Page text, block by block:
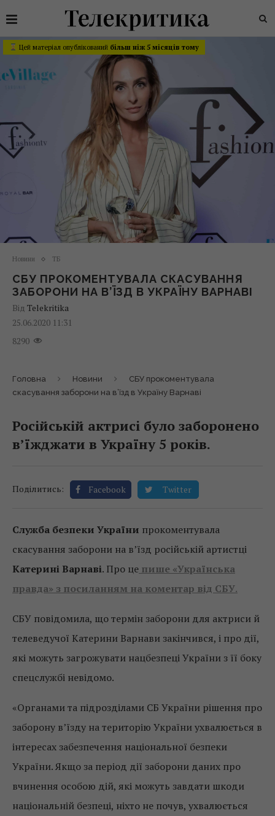
Цей матеріал опублікований більш ніж 5 місяців тому
Новини ТБ
СБУ ПРОКОМЕНТУВАЛА СКАСУВАННЯ
ЗАБОРОНИ НА В’ЇЗД В УКРАЇНУ ВАРНАВІ
Від Telekritika
25.06.2020 11:31
8290
Головна Новини
СБУ прокоментувала
скасування заборони на в’їзд в Україну Варнаві
Російській актрисі було заборонено
в’їжджати в Україну 5 років.
Поділитись: Facebook Twitter
Служба безпеки України прокоментувала
скасування заборони на в’їзд російській артистці
Катерині Варнаві. Про це пише «Українська
правда» з посиланням на коментар від СБУ.
СБУ повідомила, що термін заборони для актриси й
телеведучої Катерини Варнави закінчився, і про дії,
які можуть загрожувати нацбезпеці України з її боку
спецслужбі невідомо.
«Органами та підрозділами СБ України рішення про
заборону в’їзду на територію України ухвалюється в
інтересах забезпечення національної безпеки
України. Якщо за період дії заборони даних про
вчинення особою дій, які можуть завдати шкоди
національній безпеці, ніхто не почув, ухвалюється